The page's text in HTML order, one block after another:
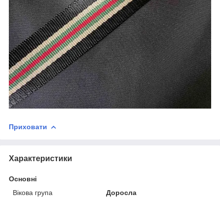
Приховати
Характеристики
Основні
Вікова група
Доросла